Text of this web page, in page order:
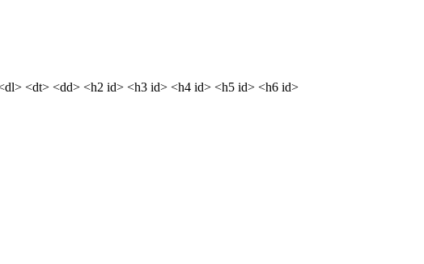
<dt> <dd> <h2 id> <h3 id> <h4 id> <h5 id> <h6 id>